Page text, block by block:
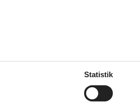
Faciliteter
Statistik